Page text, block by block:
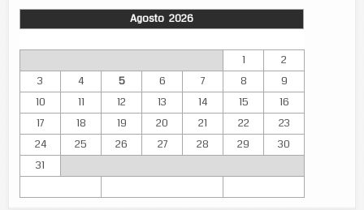
Agosto 2026
1
2
3
4 5 6 7 8
9
10
11 12 13 14 15
16
17
18 19 20 21 22
23
24
25 26 27 28 29
30
31